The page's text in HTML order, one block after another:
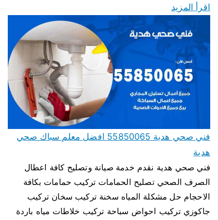
اقرأ المزيد
فني صحي هدية 55850065 افضل معلم سباك صحي
هدية
فني صحي هدية نقدم خدمة صيانة وتصليح كافة اعطال
الصرف الصحي تصليح الحمامات تركيب حمامات بكافة
الاحجام حل مشكلة المياه سخنة تركيب سخان تركيب
جاكوزي تركيب احواض سباحة تركيب خلاطات مياه باردة